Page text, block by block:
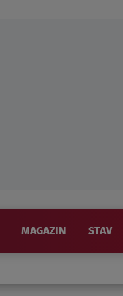
MAGAZIN STAV